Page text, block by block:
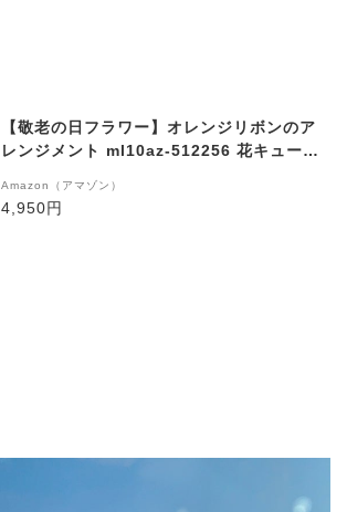
【敬老の日フラワー】オレンジリボンのア
レンジメント ml10az-512256 花キューピ
Amazon（アマゾン）
4,950円